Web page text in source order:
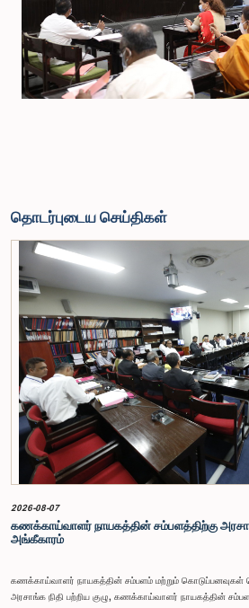
தொடர்புடைய செய்திகள்
2026-08-07
கணக்காய்வாளர் நாயகத்தின் சம்பளத்திற்கு
அங்கீகாரம்
கணக்காய்வாளர் நாயகத்தின் சம்பளம் மற்றும் கொடுப்பனவுகள்
அரசாங்க நிதி பற்றிய குழு, கணக்காய்வாளர் நாயகத்தின்